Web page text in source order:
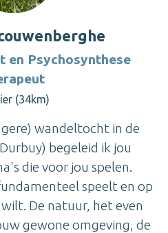
en Psychosynthese
(34km)
wandeltocht in de
begeleid ik jou
die voor jou spelen.
speelt en op
De natuur, het even
gewone omgeving, de